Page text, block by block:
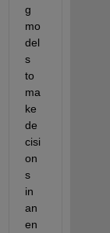
g
mo
del
s
to
ma
ke
de
cisi
on
s
in
an
en